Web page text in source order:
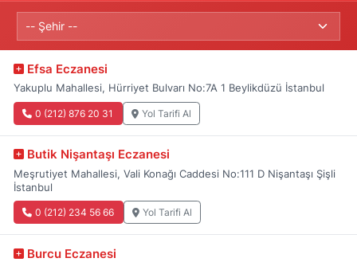
Efsa Eczanesi
Yakuplu Mahallesi, Hürriyet Bulvarı No:7A 1 Beylikdüzü İstanbul
0 (212) 876 20 31 Yol Tarifi Al
Butik Nişantaşı Eczanesi
Meşrutiyet Mahallesi, Vali Konağı Caddesi No:111 D Nişantaşı Şişli
İstanbul
0 (212) 234 56 66 Yol Tarifi Al
Burcu Eczanesi